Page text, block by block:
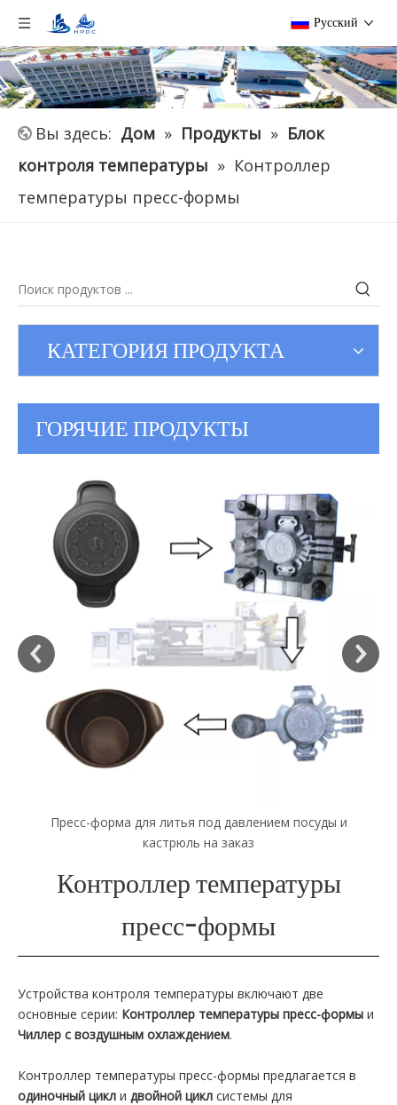
Pусский
Вы здесь: Дом » Продукты » Блок
контроля температуры » Контроллер
температуры пресс-формы
КАТЕГОРИЯ ПРОДУКТА
ГОРЯЧИЕ ПРОДУКТЫ
посуды и
Пресс-форма для литья под давлением
уличных фонарей из алюминиевого
Контроллер температуры
пресс-формы
Устройства контроля температуры включают две
основные серии: Контроллер температуры пресс-формы и
Чиллер с воздушным охлаждением.
Контроллер температуры пресс-формы предлагается в
одиночный цикл и двойной цикл системы для